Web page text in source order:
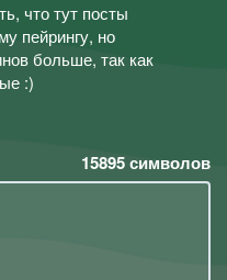
что тут посты
пейрингу, но
больше, так как
:)
15895символов